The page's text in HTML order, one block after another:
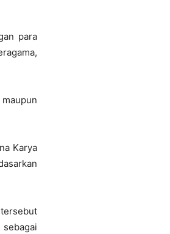
para
Karya